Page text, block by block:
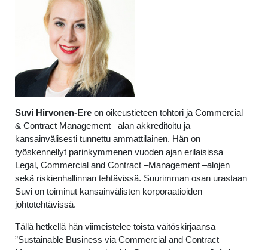
Suvi Hirvonen-Ere on oikeustieteen tohtori ja Commercial
& Contract Management –alan akkreditoitu ja
kansainvälisesti tunnettu ammattilainen. Hän on
työskennellyt parinkymmenen vuoden ajan erilaisissa
Legal, Commercial and Contract –Management –alojen
sekä riskienhallinnan tehtävissä. Suurimman osan urastaan
Suvi on toiminut kansainvälisten korporaatioiden
johtotehtävissä.
Tällä hetkellä hän viimeistelee toista väitöskirjaansa
”Sustainable Business via Commercial and Contract